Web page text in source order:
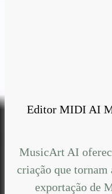
Editor MIDI AI
MusicArt AI
criação que tornam
exportação de